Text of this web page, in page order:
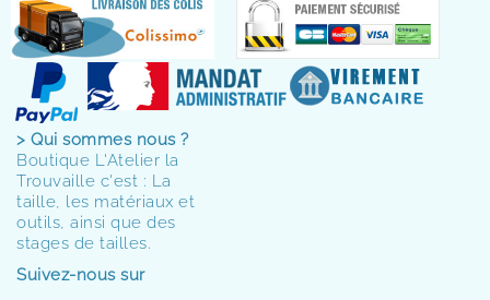
> Qui sommes nous ?
Boutique L'Atelier la
Trouvaille c'est : La
taille, les matériaux et
outils, ainsi que des
stages de tailles.
Suivez-nous sur